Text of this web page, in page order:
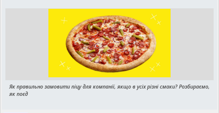
Як правильно замовити піцу для компанії, якщо в усіх різні смаки? Розбираємо,
як поєд